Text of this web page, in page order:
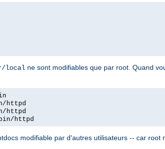
local ne sont modifiables que par root. Quand
httpd
httpd
httpd
modifiable par d'autres utilisateurs -- car